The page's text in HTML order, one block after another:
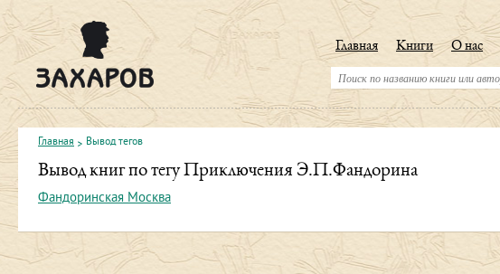
Главная Книги О нас
Главная Вывод тегов
Вывод книг по тегу Приключения Э.П.Фандорина
Фандоринская Москва